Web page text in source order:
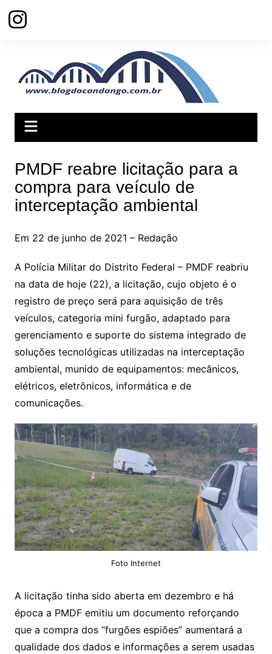
para
PMDF reabre licitação para a
compra para veículo de
interceptação ambiental
Em 22 de junho de 2021 – Redação
A Polícia Militar do Distrito Federal – PMDF reabriu
na data de hoje (22), a licitação, cujo objeto é o
registro de preço será para aquisição de três
veículos, categoria mini furgão, adaptado para
gerenciamento e suporte do sistema integrado de
soluções tecnológicas utilizadas na interceptação
ambiental, munido de equipamentos: mecânicos,
elétricos, eletrônicos, informática e de
comunicações.
Foto Internet
A licitação tinha sido aberta em dezembro e há
época a PMDF emitiu um documento reforçando
que a compra dos “furgões espiões” aumentará a
qualidade dos dados e informações a serem usadas